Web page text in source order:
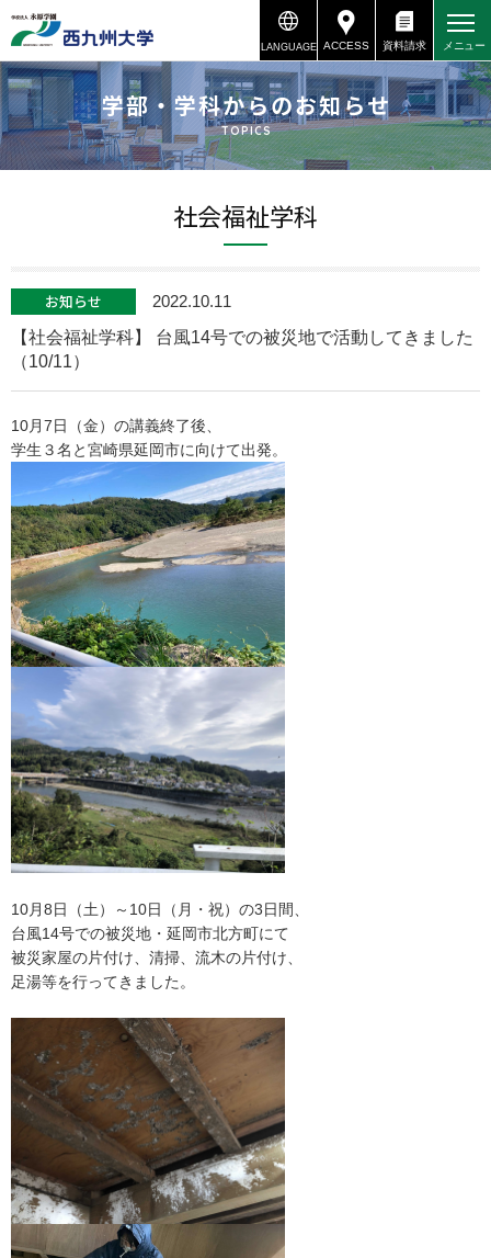
資料請求 アクセス
メニュー
LANGUAGE 資料請求
ACCESS
学部・学科からのお知らせ
TOPICS
社会福祉学科
お知らせ
2022.10.11
【社会福祉学科】 台風14号での被災地で活動してきました
（10/11）
10月7日（金）の講義終了後、
学生３名と宮崎県延岡市に向けて出発。
10月8日（土）～10日（月・祝）の3日間、
台風14号での被災地・延岡市北方町にて
被災家屋の片付け、清掃、流木の片付け、
足湯等を行ってきました。